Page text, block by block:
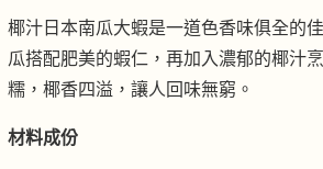
椰汁日本南瓜大蝦是一道色香味俱全的
瓜搭配肥美的蝦仁，再加入濃郁的椰汁
糯，椰香四溢，讓人回味無窮。
材料成份